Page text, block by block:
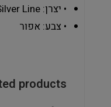
• יצרן: Silver Line
• צבע: אפור
products